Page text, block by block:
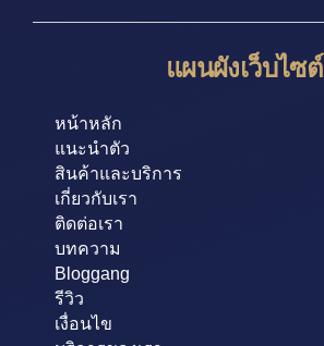
แผนผังเว็บไซต์
หน้าหลัก
แนะนำตัว
สินค้าและบริการ
เกี่ยวกับเรา
ติดต่อเรา
บทความ
Bloggang
รีวิว
เงื่อนไข